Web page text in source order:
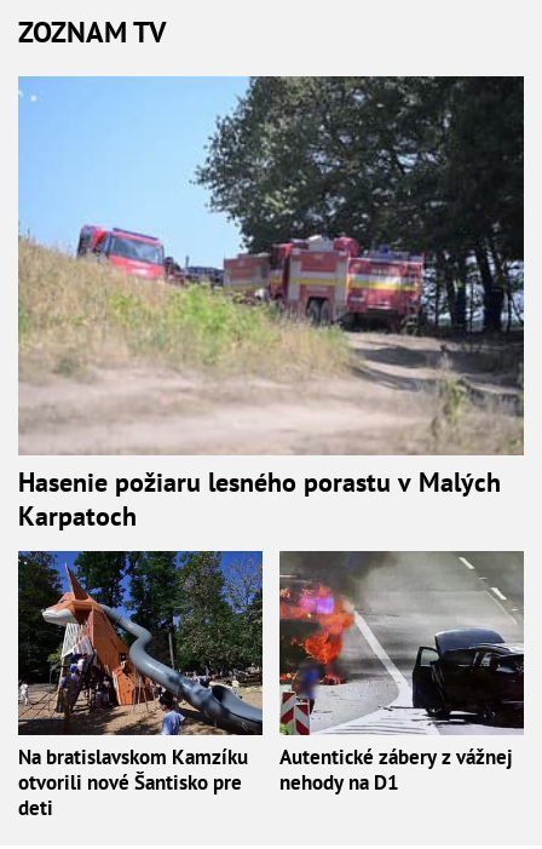
ZOZNAM TV
Hasenie požiaru lesného porastu v Malých
Karpatoch
Na bratislavskom Kamzíku
otvorili nové Šantisko pre
deti
Autentické zábery z vážnej
nehody na D1